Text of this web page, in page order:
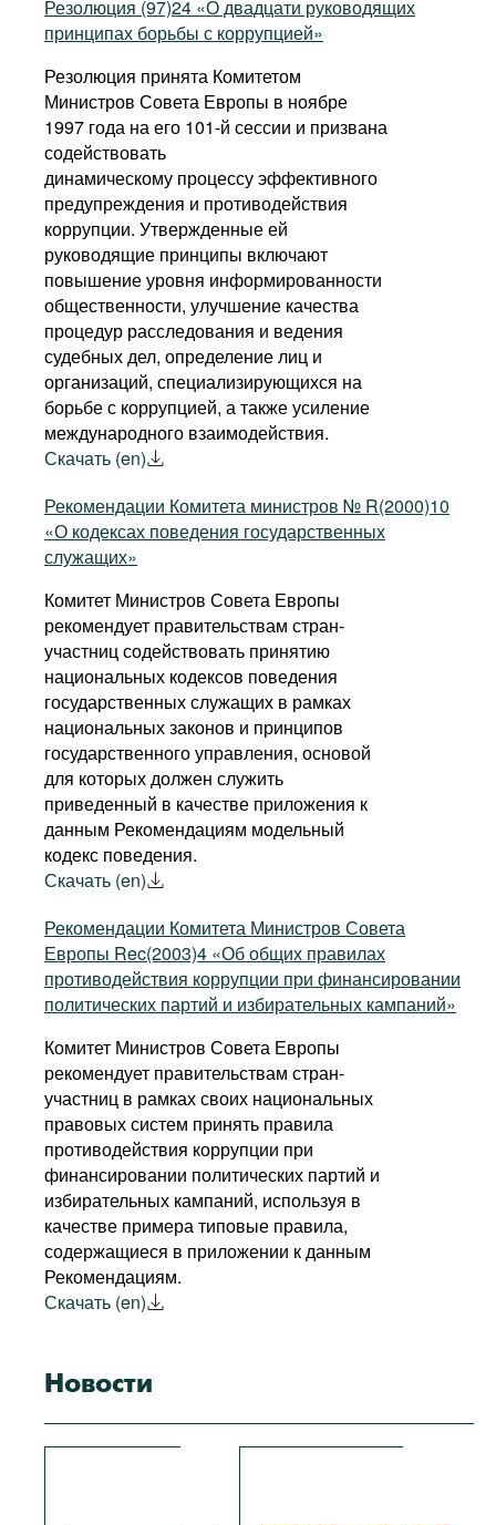
Резолюция (97)24 «О двадцати руководящих
принципах борьбы с коррупцией»
Резолюция принята Комитетом
Министров Совета Европы в ноябре
1997 года на его 101-й сессии и призвана
содействовать
динамическому процессу эффективного
предупреждения и противодействия
коррупции. Утвержденные ей
руководящие принципы включают
повышение уровня информированности
общественности, улучшение качества
процедур расследования и ведения
судебных дел, определение лиц и
организаций, специализирующихся на
борьбе с коррупцией, а также усиление
международного взаимодействия.
Скачать (en)
Рекомендации Комитета министров № R(2000)10
«О кодексах поведения государственных
служащих»
Комитет Министров Совета Европы
рекомендует правительствам стран-
участниц содействовать принятию
национальных кодексов поведения
государственных служащих в рамках
национальных законов и принципов
государственного управления, основой
для которых должен служить
приведенный в качестве приложения к
данным Рекомендациям модельный
кодекс поведения.
Скачать (en)
Рекомендации Комитета Министров Совета
Европы Rec(2003)4 «Об общих правилах
противодействия коррупции при финансировании
политических партий и избирательных кампаний»
Комитет Министров Совета Европы
рекомендует правительствам стран-
участниц в рамках своих национальных
правовых систем принять правила
противодействия коррупции при
финансировании политических партий и
избирательных кампаний, используя в
качестве примера типовые правила,
содержащиеся в приложении к данным
Рекомендациям.
Скачать (en)
Новости